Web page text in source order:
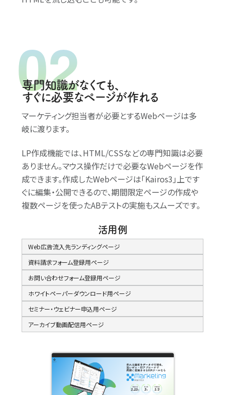
専門知識がなくても、
すぐに必要なページが作れる
マーケティング担当者が必要とするWebページは多
岐に渡ります。
LP作成機能では、HTML/CSSなどの専門知識は必要
ありません。マウス操作だけで必要なWebページを作
成できます。作成したWebページは｢Kairos3｣上です
ぐに編集・公開できるので、期間限定ページの作成や
複数ページを使ったABテストの実施もスムーズです。
活用例
Web広告流入先ランディングページ
資料請求フォーム登録用ページ
お問い合わせフォーム登録用ページ
ホワイトペーパーダウンロード用ページ
セミナー・ウェビナー申込用ページ
アーカイブ動画配信用ページ